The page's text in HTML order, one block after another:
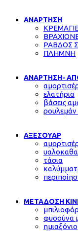
ΑΝΑΡΤΗΣΗ
ΡΑΒΔΟΣ
ΠΛΗΜΝΗ
ΑΝΑΡΤΗΣΗ-
ελατήρια
βάσεις
ΑΞΕΣΟΥΑΡ
τάσια
ΜΕΤΑΔΟΣΗ
φυσούνα
ημιαξόνιο